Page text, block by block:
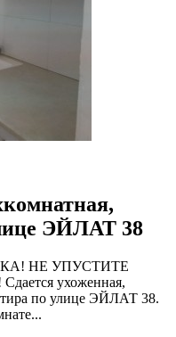
ЭЙЛАТ 38
НЕ УПУСТИТЕ
ухоженная,
по улице ЭЙЛАТ 38.